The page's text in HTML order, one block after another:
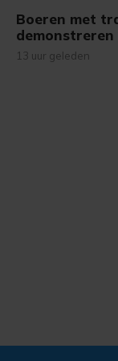
Boeren met
demonstreren
13 uur geleden